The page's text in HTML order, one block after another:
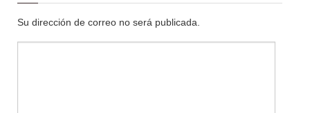
Su dirección de correo no será publicada.